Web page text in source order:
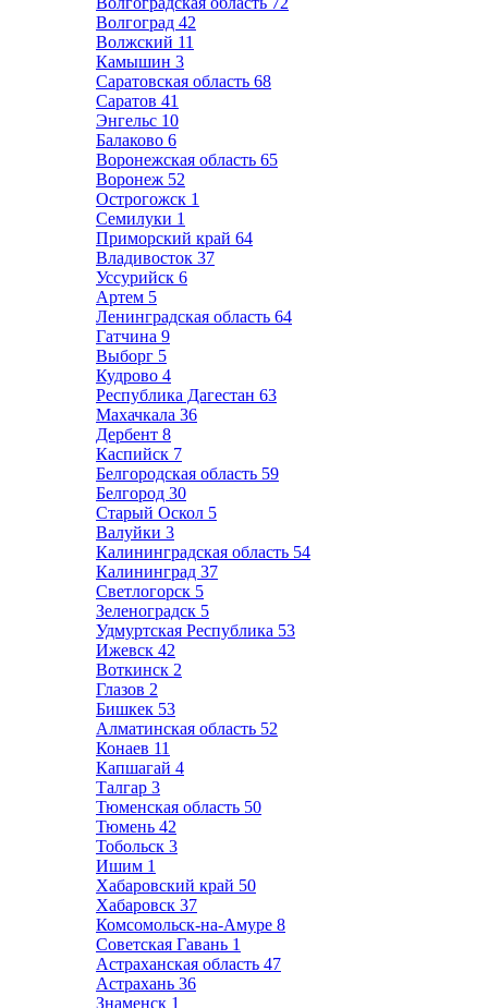
Волгоград 42
Волжский 11
Камышин 3
Саратовская область 68
Саратов 41
Энгельс 10
Балаково 6
Воронежская область 65
Воронеж 52
Острогожск 1
Семилуки 1
Приморский край 64
Владивосток 37
Уссурийск 6
Артем 5
Ленинградская область 64
Гатчина 9
Выборг 5
Кудрово 4
Республика Дагестан 63
Махачкала 36
Дербент 8
Каспийск 7
Белгородская область 59
Белгород 30
Старый Оскол 5
Валуйки 3
Калининградская область 54
Калининград 37
Светлогорск 5
Зеленоградск 5
Удмуртская Республика 53
Ижевск 42
Воткинск 2
Глазов 2
Бишкек 53
Алматинская область 52
Конаев 11
Капшагай 4
Талгар 3
Тюменская область 50
Тюмень 42
Тобольск 3
Ишим 1
Хабаровский край 50
Хабаровск 37
Комсомольск-на-Амуре 8
Советская Гавань 1
Астраханская область 47
Астрахань 36
Знаменск 1